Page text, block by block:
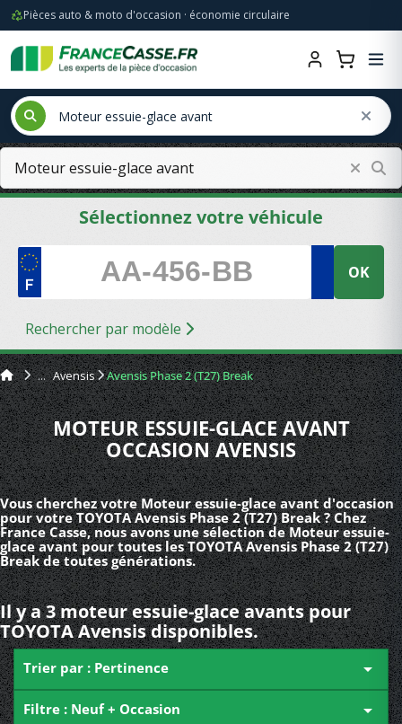
Pièces auto & moto d'occasion · économie circulaire
Sélectionnez votre véhicule
OK
Rechercher par modèle
Avensis Avensis Phase 2 (T27) Break
MOTEUR ESSUIE-GLACE AVANT
OCCASION AVENSIS
Vous cherchez votre Moteur essuie-glace avant d'occasion
pour votre TOYOTA Avensis Phase 2 (T27) Break ? Chez
France Casse, nous avons une sélection de Moteur essuie-
glace avant pour toutes les TOYOTA Avensis Phase 2 (T27)
Break de toutes générations.
Il y a 3 moteur essuie-glace avants pour
TOYOTA Avensis disponibles.
Trier par : Pertinence 
Filtre : Neuf + Occasion 